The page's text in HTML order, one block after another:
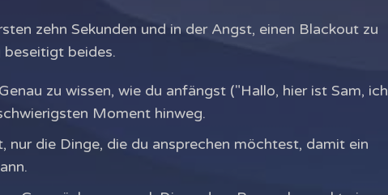
zehn Sekunden und in der Angst, einen Blackout zu
beseitigt beides.
Genau zu wissen, wie du anfängst ("Hallo, hier ist Sam, ich
Moment hinweg.
nur die Dinge, die du ansprechen möchtest, damit ein